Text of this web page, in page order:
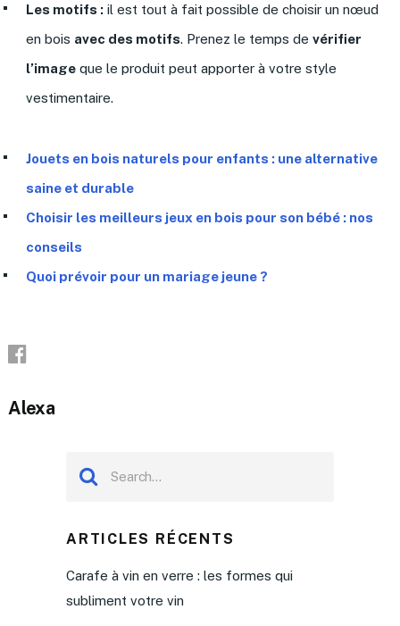
Les motifs :il est tout à fait possible de choisir un nœud
en bois avec des motifs. Prenez le temps de vérifier
l’imageque le produit peut apporter à votre style
vestimentaire.
Jouets en bois naturels pour enfants : une alternative
saine et durable
Choisir les meilleurs jeux en bois pour son bébé : nos
conseils
Quoi prévoir pour un mariage jeune ?
Alexa
ARTICLES RÉCENTS
Carafe à vin en verre : les formes qui
subliment votre vin